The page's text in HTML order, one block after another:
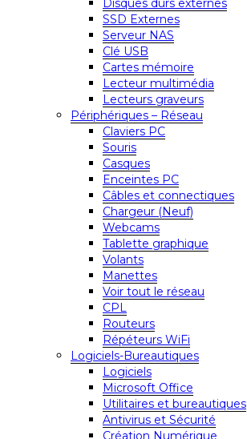
Disques durs externes
SSD Externes
Serveur NAS
Clé USB
Cartes mémoire
Lecteur multimédia
Lecteurs graveurs
Périphériques – Réseau
Claviers PC
Souris
Casques
Enceintes PC
Câbles et connectiques
Chargeur (Neuf)
Webcams
Tablette graphique
Volants
Manettes
Voir tout le réseau
CPL
Routeurs
Répéteurs WiFi
Logiciels-Bureautiques
Logiciels
Microsoft Office
Utilitaires et bureautiques
Antivirus et Sécurité
Création Numérique